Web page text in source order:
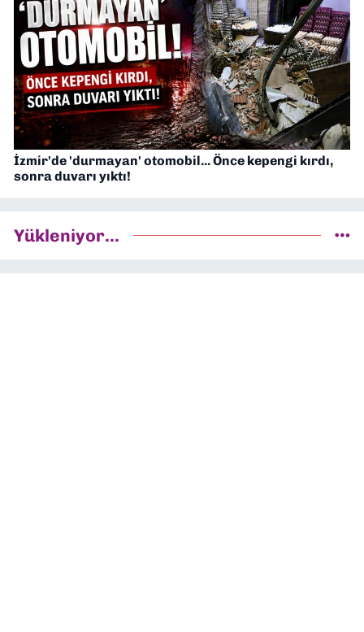
İzmir'de 'durmayan' otomobil... Önce kepengi kırdı,
sonra duvarı yıktı!
Yükleniyor...